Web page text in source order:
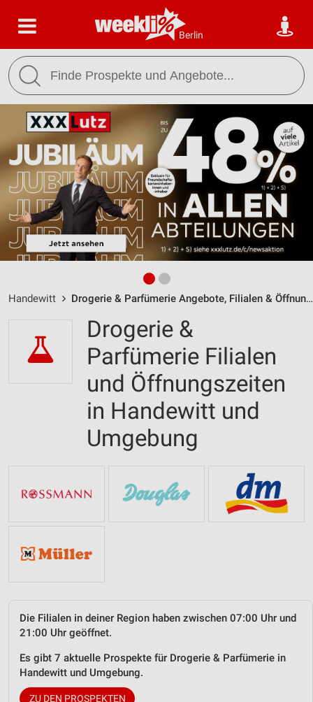
Berlin
Handewitt Drogerie & Parfümerie Angebote, Filialen & Öffnungszeiten
Drogerie &
Parfümerie Filialen
und Öffnungszeiten
in Handewitt und
Umgebung
Die Filialen in deiner Region haben zwischen 07:00 Uhr und
21:00 Uhr geöffnet.
Es gibt 7 aktuelle Prospekte für Drogerie & Parfümerie in
Handewitt und Umgebung.
ZU DEN PROSPEKTEN